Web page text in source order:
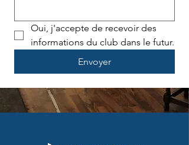
Oui, j'accepte de recevoir des
informations du club dans le futur.
Envoyer